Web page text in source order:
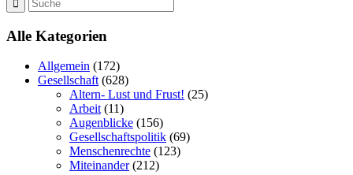
Alle Kategorien
Allgemein (172)
Gesellschaft (628)
Altern- Lust und Frust! (25)
Arbeit (11)
Augenblicke (156)
Gesellschaftspolitik (69)
Menschenrechte (123)
Miteinander(212)